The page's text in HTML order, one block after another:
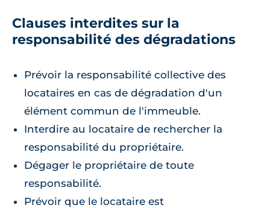
Clauses interdites sur la
responsabilité des dégradations
Prévoir la responsabilité collective des
locataires en cas de dégradation d'un
élément commun de l'immeuble.
Interdire au locataire de rechercher la
responsabilité du propriétaire.
Dégager le propriétaire de toute
responsabilité.
Prévoir que le locataire est